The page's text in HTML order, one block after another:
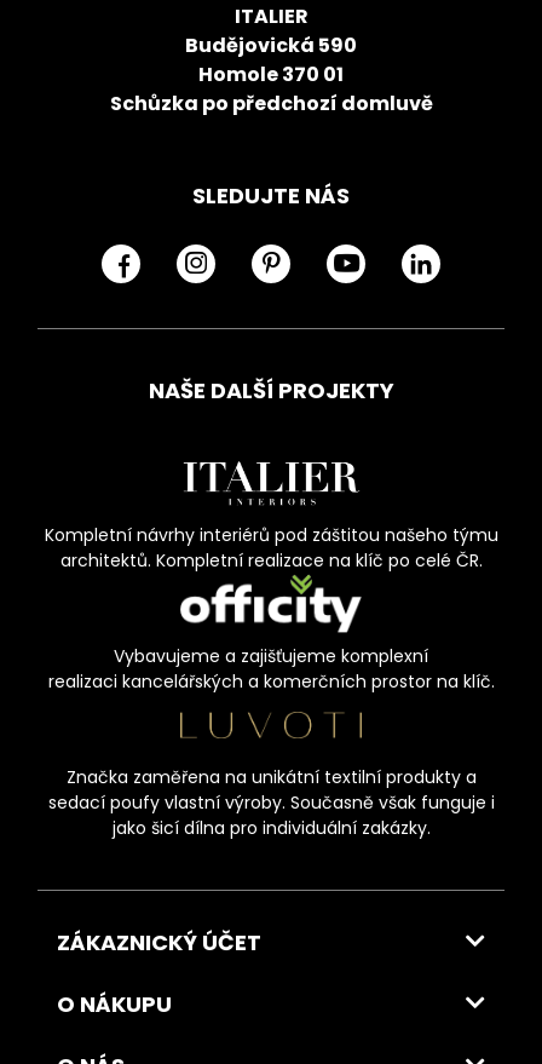
ITALIER
Budějovická 590
Homole 370 01
Schůzka po předchozí domluvě
SLEDUJTE NÁS
NAŠE DALŠÍ PROJEKTY
Kompletní návrhy interiérů pod záštitou našeho týmu
architektů. Kompletní realizace na klíč po celé ČR.
Vybavujeme a zajišťujeme komplexní
realizaci kancelářských a komerčních prostor na klíč.
Značka zaměřena na unikátní textilní produkty a
sedací poufy vlastní výroby. Současně však funguje i
jako šicí dílna pro individuální zakázky.
ZÁKAZNICKÝ ÚČET
O NÁKUPU